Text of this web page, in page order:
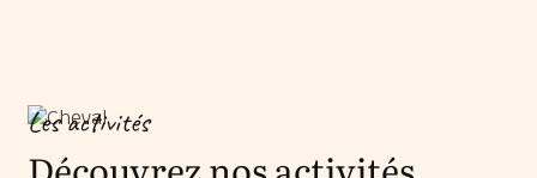
Les activités